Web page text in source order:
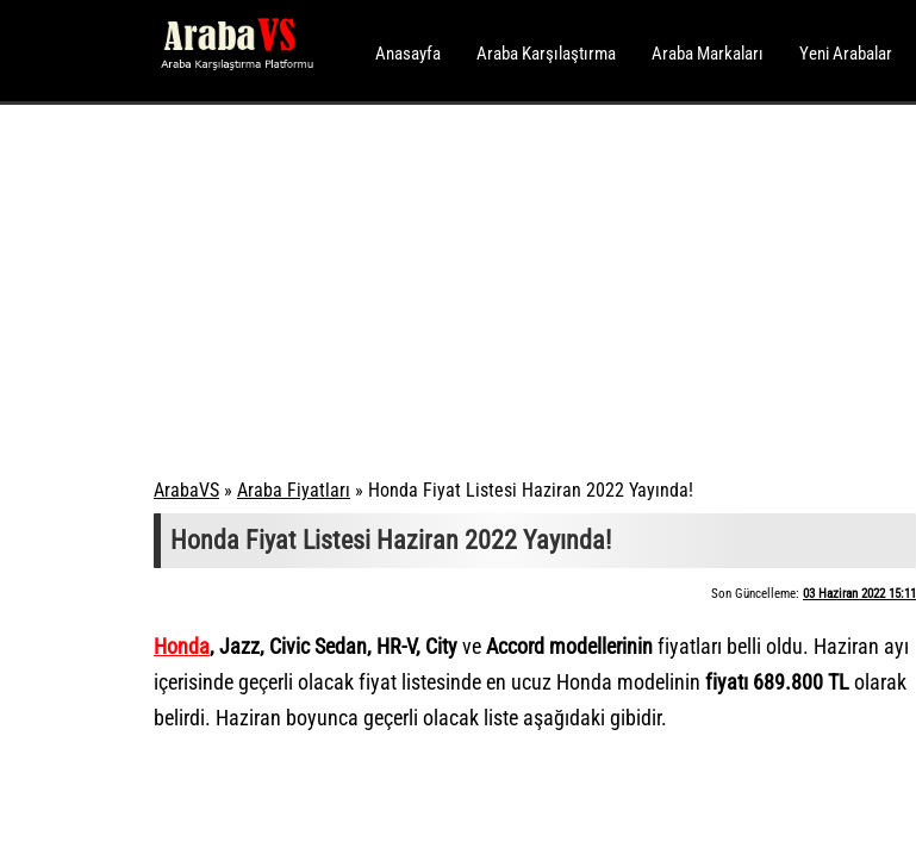
Anasayfa Araba Karşılaştırma Araba Markaları Yeni Arabalar
ArabaVS » Araba Fiyatları » Honda Fiyat Listesi Haziran 2022 Yayında!
Honda Fiyat Listesi Haziran 2022 Yayında!
Son Güncelleme: 03 Haziran 2022 15:11
Honda, Jazz, Civic Sedan, HR-V, CityveAccord modellerininfiyatları belli oldu. Haziran ayı
içerisinde geçerli olacak fiyat listesinde en ucuz Honda modelinin fiyatı 689.800 TLolarak
belirdi. Haziran boyunca geçerli olacak liste aşağıdaki gibidir.